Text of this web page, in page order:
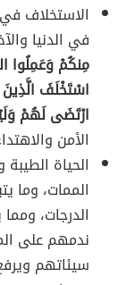
الاستخلاف
في الدنيا
مِنكُمْ وَعَمِلُوا
اسْتَخْلَفَ
ارْتَضَى لَهُمْ
الأمن
الحياة
الممات، وما
الدرجات،
ندمهم على
سيئاتهم